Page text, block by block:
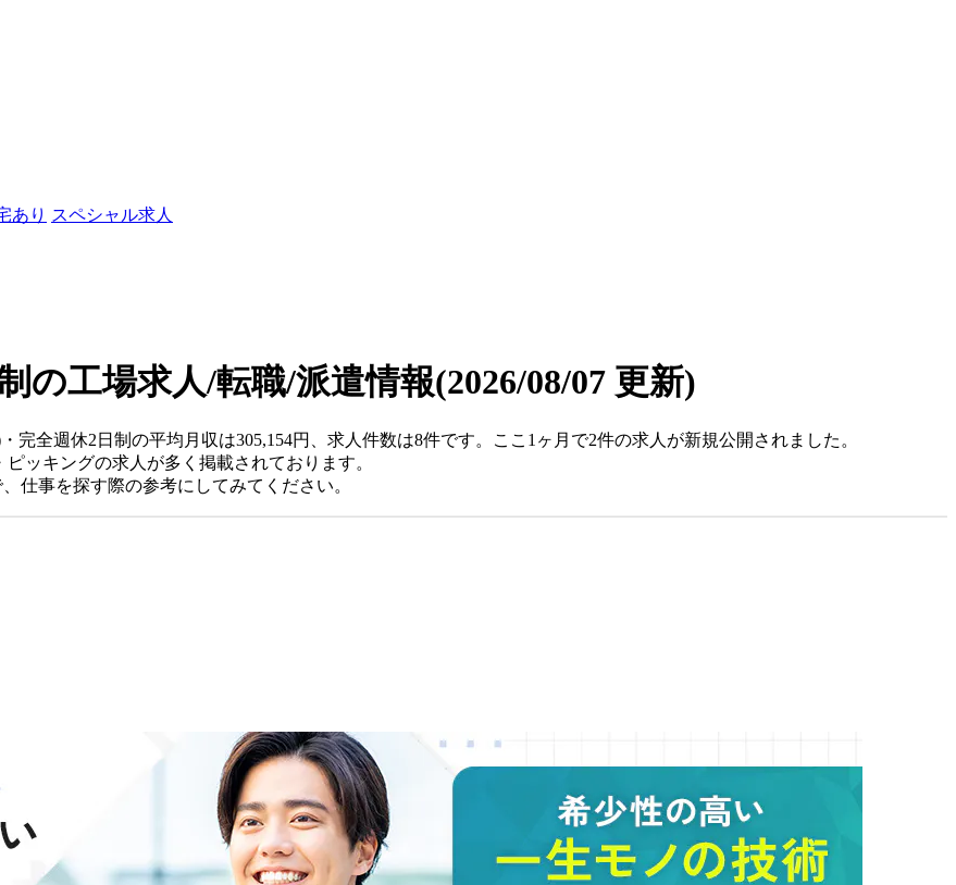
あり スペシャル求人
の工場求人/転職/派遣情報(2026/08/07 更新)
完全週休2日制の平均月収は305,154円、求人件数は8件です。ここ1ヶ月で2件の求人が新規公開されました。
ッキングの求人が多く掲載されております。
仕事を探す際の参考にしてみてください。